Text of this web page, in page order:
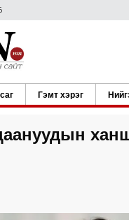
Гэмт хэрэг